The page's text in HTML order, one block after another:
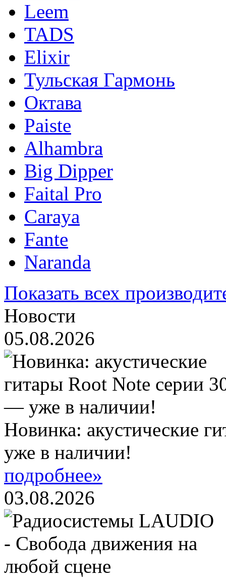
Leem
TADS
Elixir
Тульская Гармонь
Октава
Paiste
Alhambra
Big Dipper
Faital Pro
Caraya
Fante
Naranda
Показать всех
Новости
05.08.2026
Новинка: акустические
уже в наличии!
подробнее»
03.08.2026